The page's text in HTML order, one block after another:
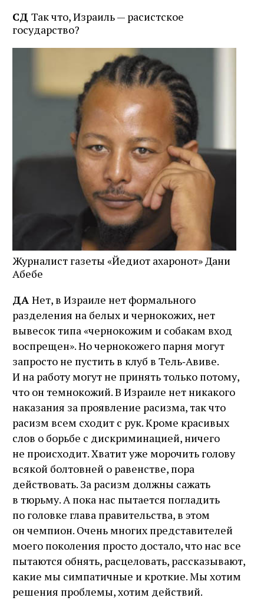
СД Так что, Израиль — расистское
государство?
Журналист газеты «Йедиот ахаронот» Дани
Абебе
ДА Нет, в Израиле нет формального
разделения на белых и чернокожих, нет
вывесок типа «чернокожим и собакам вход
воспрещен». Но чернокожего парня могут
запросто не пустить в клуб в Тель‑Авиве.
И на работу могут не принять только потому,
что он темнокожий. В Израиле нет никакого
наказания за проявление расизма, так что
расизм всем сходит с рук. Кроме красивых
слов о борьбе с дискриминацией, ничего
не происходит. Хватит уже морочить голову
всякой болтовней о равенстве, пора
действовать. За расизм должны сажать
в тюрьму. А пока нас пытается погладить
по головке глава правительства, в этом
он чемпион. Очень многих представителей
моего поколения просто достало, что нас все
пытаются обнять, расцеловать, рассказывают,
какие мы симпатичные и кроткие. Мы хотим
решения проблемы, хотим действий.